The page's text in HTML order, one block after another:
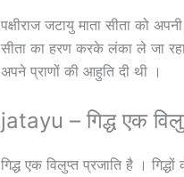
पक्षीराज जटायु माता सीता को
सीता का हरण करके लंका ले जा
अपने प्राणों की आहुति दी थी ।
jatayu – गिद्ध एक
गिद्ध एक विलुप्त प्रजाति है ।